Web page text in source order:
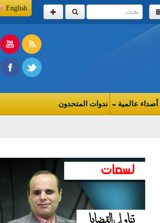
English
أصداء عالمية ندوات المتحدون